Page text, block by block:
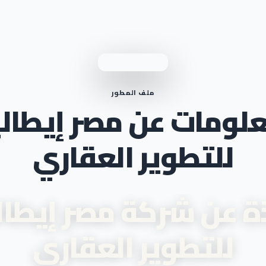
ملف المطور
عن مصر
للتطوير العقاري
عن شركة مصر
للتطوير العقاري